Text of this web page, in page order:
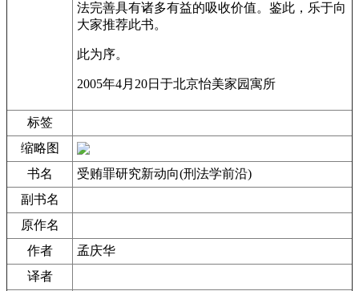
法完善具有诸多有益的吸收价值。鉴此，乐于向
大家推荐此书。
此为序。
2005年4月20日于北京怡美家园寓所
标签
缩略图
书名
受贿罪研究新动向(刑法学前沿)
副书名
原作名
作者
孟庆华
译者